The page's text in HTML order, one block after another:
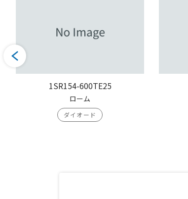
1SR154-600TE25
ローム
ダイオード